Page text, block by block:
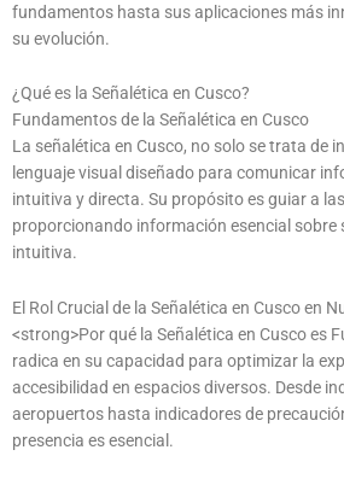
fundamentos hasta sus aplicaciones más
su evolución.
¿Qué es la Señalética en Cusco?
Fundamentos de la Señalética en Cusco
La señalética en Cusco, no solo se trata de
lenguaje visual diseñado para comunicar
intuitiva y directa. Su propósito es guiar a
proporcionando información esencial sobre
intuitiva.
El Rol Crucial de la Señalética en Cusco en
<strong>Por qué la Señalética en Cusco es
radica en su capacidad para optimizar la
accesibilidad en espacios diversos. Desde
aeropuertos hasta indicadores de
presencia es esencial.